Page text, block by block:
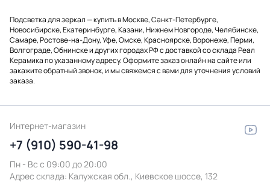
Подсветка для зеркал — купить в Москве, Санкт-Петербурге,
Новосибирске, Екатеринбурге, Казани, Нижнем Новгороде, Челябинске,
Самаре, Ростове-на-Дону, Уфе, Омске, Красноярске, Воронеже, Перми,
Волгограде, Обнинске и других городах РФ с доставкой со склада Реал
Керамика по указанному адресу. Оформите заказ онлайн на сайте или
закажите обратный звонок, и мы свяжемся с вами для уточнения условий
заказа.
Интернет-магазин
+7 (910) 590-41-98
Пн - Вс с 09:00 до 20:00
Адрес склада: Калужская обл., Киевское шоссе, 132